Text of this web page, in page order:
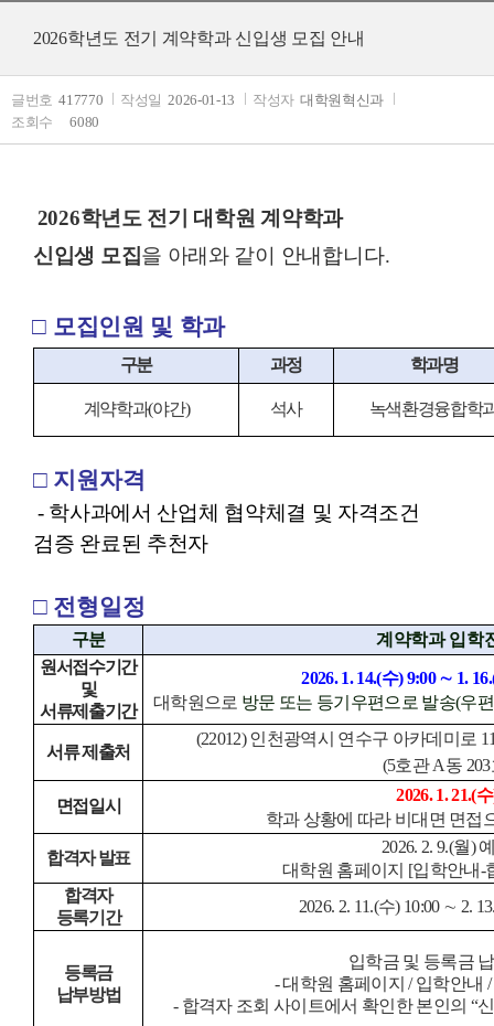
2026학년도 전기 계약학과 신입생 모집 안내
글번호 417770 작성일 2026-01-13 작성자 대학원혁신과
조회수
6080
2026학년도 전기 대학원 계약학과
신입생 모집을 아래와 같이 안내합니다.
□ 모집인원 및 학과
구분 과정 학과명
계약학과(야간) 석사 녹색환경융합학
□ 지원자격
- 학사과에서 산업체 협약체결 및 자격조건
검증 완료된 추천자
□ 전형일정
구분
계약학과 입학
원서접수기간
및
서류제출기간
2026. 1. 14.(수) 9:00∼ 1.
대학원으로 방문 또는 등기우편으로 발송(우편
서류 제출처
(22012)인천광역시 연수구 아카데미로
(5호관A동 203
면접일시
2026. 1. 21.(수
학과 상황에 따라 비대면 면접
합격자 발표
2026. 2. 9.(월)
대학원 홈페이지 [입학안내-
합격자
등록기간
2026. 2. 11.(수) 10:00 ∼ 2.
등록금
납부방법
입학금 및 등록금
-대학원 홈페이지/입학안내 /
- 합격자 조회 사이트에서 확인한 본인의 “